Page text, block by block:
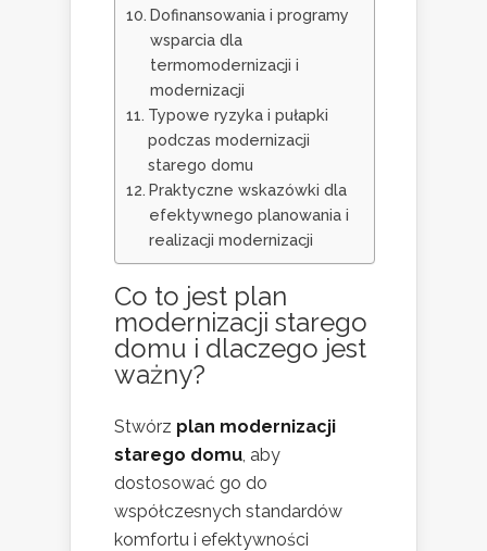
Dofinansowania i programy
wsparcia dla
termomodernizacji i
modernizacji
Typowe ryzyka i pułapki
podczas modernizacji
starego domu
Praktyczne wskazówki dla
efektywnego planowania i
realizacji modernizacji
Co to jest plan
modernizacji starego
domu i dlaczego jest
ważny?
Stwórz plan modernizacji
starego domu , aby
dostosować go do
współczesnych standardów
komfortu i efektywności